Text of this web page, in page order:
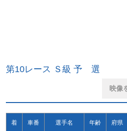
第10レース Ｓ級 予 選
映像
着 車番 選手名 年齢 府県